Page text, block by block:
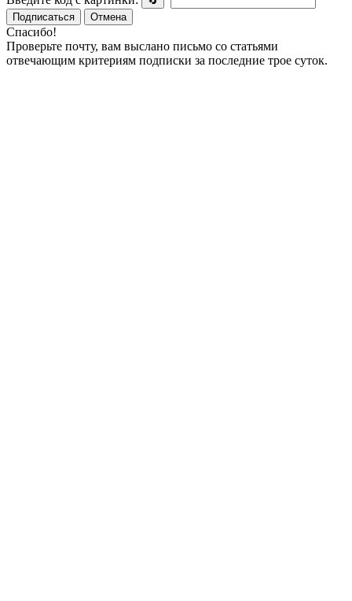
Подписаться
Отмена
Спасибо!
Проверьте почту, вам выслано письмо со статьями
отвечающим критериям подписки за последние трое суток.